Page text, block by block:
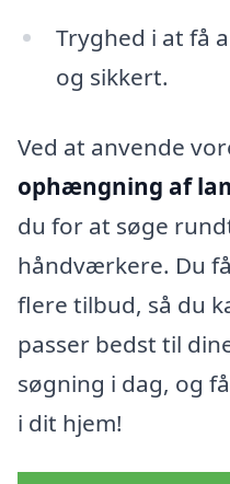
Tryghed i at få
og sikkert.
Ved at anvende
ophængning af
du for at søge
håndværkere. Du
flere tilbud, så du
passer bedst til
søgning i dag, og
i dit hjem!